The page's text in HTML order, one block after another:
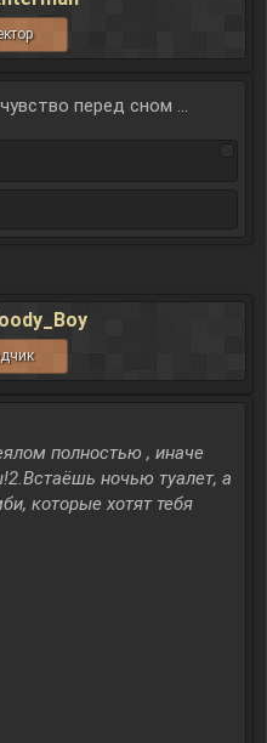
перед сном ...
полностью , иначе
ночью туалет, а
которые хотят тебя